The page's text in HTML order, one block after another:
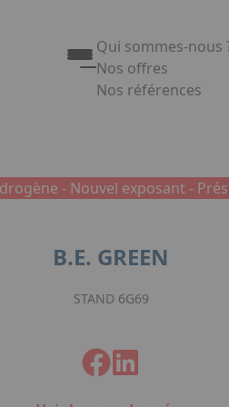
Qui sommes-nous
Nos offres
Nos références
- Nouvel exposant -
B.E. GREEN
STAND 6G69